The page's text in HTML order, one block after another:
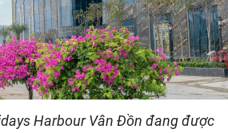
Harbour Vân Đồn đang được